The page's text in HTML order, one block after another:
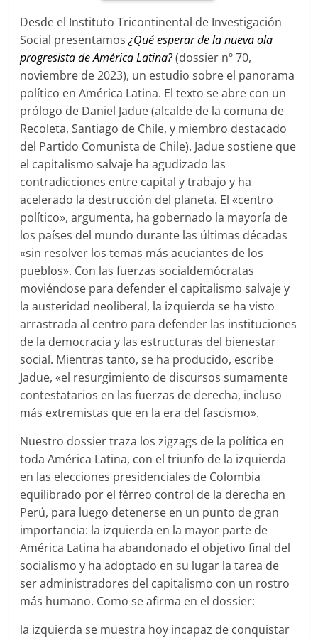
Desde el Instituto Tricontinental de Investigación
Social presentamos¿Qué esperar de la nueva ola
progresista de América Latina?(dossier nº 70,
noviembre de 2023), un estudio sobre el panorama
político en América Latina. El texto se abre con un
prólogo de Daniel Jadue (alcalde de la comuna de
Recoleta, Santiago de Chile, y miembro destacado
del Partido Comunista de Chile). Jadue sostiene que
el capitalismo salvaje ha agudizado las
contradicciones entre capital y trabajo y ha
acelerado la destrucción del planeta. El «centro
político», argumenta, ha gobernado la mayoría de
los países del mundo durante las últimas décadas
«sin resolver los temas más acuciantes de los
pueblos». Con las fuerzas socialdemócratas
moviéndose para defender el capitalismo salvaje y
la austeridad neoliberal, la izquierda se ha visto
arrastrada al centro para defender las instituciones
de la democracia y las estructuras del bienestar
social. Mientras tanto, se ha producido, escribe
Jadue, «el resurgimiento de discursos sumamente
contestatarios en las fuerzas de derecha, incluso
más extremistas que en la era del fascismo».
Nuestro dossier traza los zigzags de la política en
toda América Latina, con el triunfo de la izquierda
en las elecciones presidenciales de Colombia
equilibrado por el férreo control de la derecha en
Perú, para luego detenerse en un punto de gran
importancia: la izquierda en la mayor parte de
América Latina ha abandonado el objetivo final del
socialismo y ha adoptado en su lugar la tarea de
ser administradores del capitalismo con un rostro
más humano. Como se afirma en el dossier:
la izquierda se muestra hoy incapaz de conquistar